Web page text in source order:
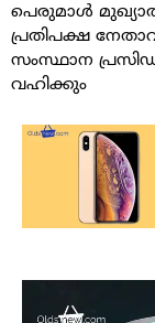
പെരുമാൾ
പ്രതിപക്ഷ
സംസ്ഥാന
വഹിക്കും